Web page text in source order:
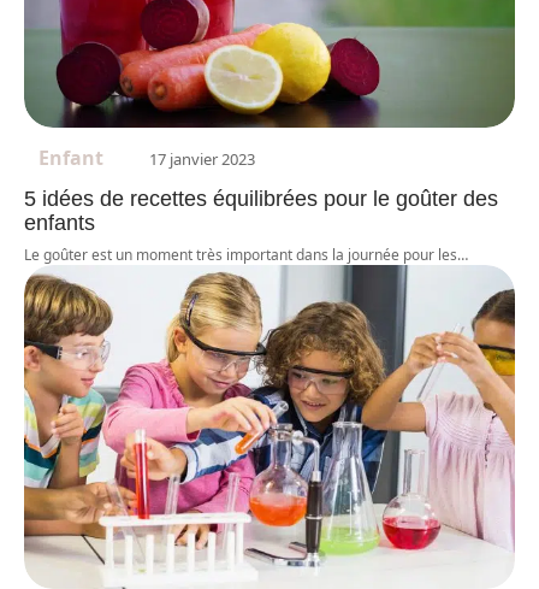
Enfant 17 janvier 2023
5 idées de recettes équilibrées pour le goûter des
enfants
Le goûter est un moment très important dans la journée pour les…